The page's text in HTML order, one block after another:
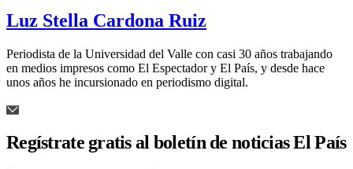
Luz Stella Cardona Ruiz
Periodista de la Universidad del Valle con casi 30 años trabajando
en medios impresos como El Espectador y El País, y desde hace
unos años he incursionado en periodismo digital.
Regístrate gratis al boletín de noticias El País